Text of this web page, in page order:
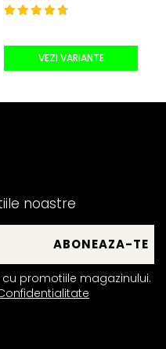
VEZI VARIANTE
noastre
promotiile magazinului.